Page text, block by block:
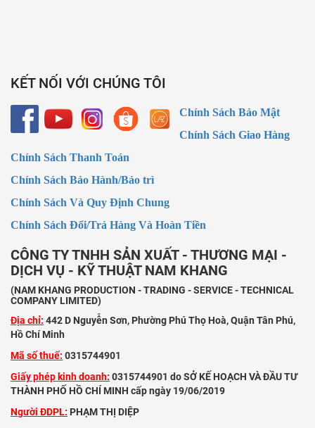
KẾT NỐI VỚI CHÚNG TÔI
Chính Sách Bảo Mật
Chính Sách Giao Hàng
Chính Sách Thanh Toán
Chính Sách Bảo Hành/Bảo trì
Chính Sách Và Quy Định Chung
Chính Sách Đổi/Trả Hàng Và Hoàn Tiền
CÔNG TY TNHH SẢN XUẤT - THƯƠNG MẠI -
DỊCH VỤ - KỸ THUẬT NAM KHANG
(NAM KHANG PRODUCTION - TRADING - SERVICE - TECHNICAL
COMPANY LIMITED)
Địa chỉ: 442 D Nguyễn Sơn, Phường Phú Thọ Hoà, Quận Tân Phú,
Hồ Chí Minh
Mã số thuế: 0315744901
Giấy phép kinh doanh: 0315744901 do SỞ KẾ HOẠCH VÀ ĐẦU TƯ
THÀNH PHỐ HỒ CHÍ MINH cấp ngày 19/06/2019
Người ĐDPL: PHẠM THỊ DIỆP